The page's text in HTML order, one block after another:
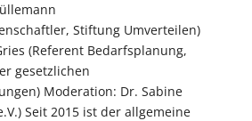
Stiftung Umverteilen)
(Referent Bedarfsplanung,
gesetzlichen
Moderation: Dr. Sabine
Seit 2015 ist der allgemeine